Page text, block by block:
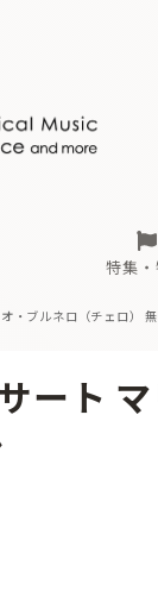
古楽とその先と
特集
場のプロが推す！
無料ライブ配信スケジ
楽とその先と
料ライブ配信スケジ
か さ
・ブルネロ（チェロ）
ート